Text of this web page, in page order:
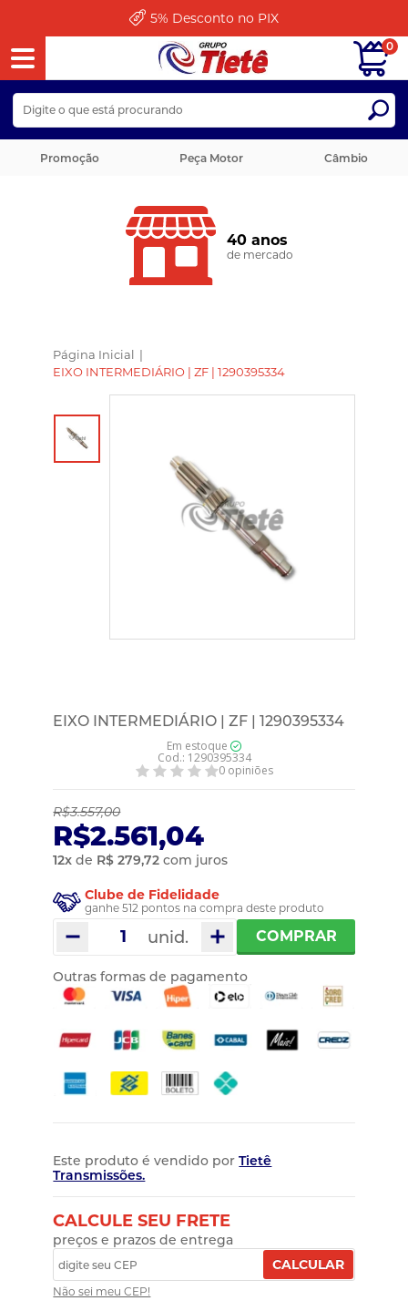
5% Desconto no PIX
Promoção Peça Motor Câmbio
0
40 anos
de mercado
Página Inicial |
EIXO INTERMEDIÁRIO | ZF | 1290395334
EIXO INTERMEDIÁRIO | ZF | 1290395334
Em estoque
Cod.: 1290395334
0 opiniões
R$3.557,00
R$2.561,04
12x de R$ 279,72 com juros
Clube de Fidelidade
ganhe 512 pontos na compra deste produto
unid. COMPRAR
Outras formas de pagamento
Este produto é vendido porTietê
Transmissões.
CALCULE SEU FRETE
preços e prazos de entrega
CALCULAR
Não sei meu CEP!